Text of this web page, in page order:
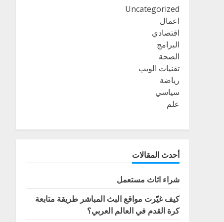
Uncategorized
اعمال
اقتصادي
البرامج
الصحة
تقنيات الويب
رياضة
سياسي
علم
أحدث المقالات
شراء اثاث مستعمل
كيف غيّرت مواقع البث المباشر طريقة متابعة
كرة القدم في العالم العربي؟